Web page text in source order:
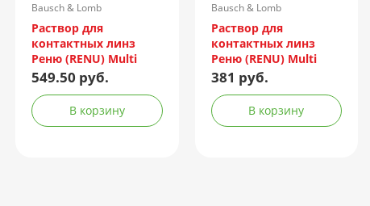
Bausch & Lomb
Incorporated/Италия
Раствор для
контактных линз
Реню (RENU) Multi
Plus 240мл +
контейнер
549.50 руб.
В корзину
Bausch & Lomb
Incorporated/Италия
Раствор для
контактных линз
Реню (RENU) Multi
Plus 120мл +
контейнер
381 руб.
В корзину